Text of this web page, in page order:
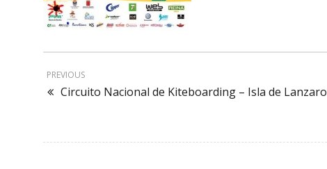
PREVIOUS
Circuito Nacional de Kiteboarding – Isla de